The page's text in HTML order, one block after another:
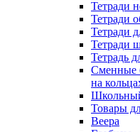
Тетради
Тетради
Тетради
Тетради
Тетрадь
Сменные
на
Товары
Веера